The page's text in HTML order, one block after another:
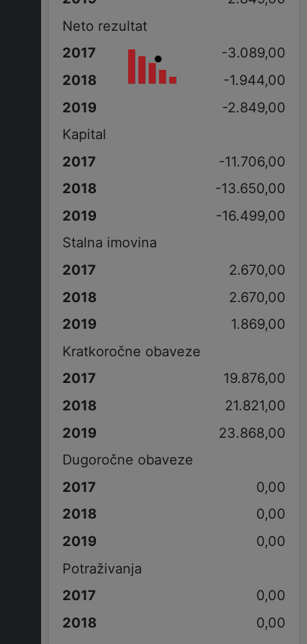
Neto rezultat
-3.089,00
-1.944,00
-2.849,00
Kapital
-11.706,00
-13.650,00
-16.499,00
Stalna imovina
2.670,00
2.670,00
1.869,00
Kratkoročne obaveze
19.876,00
21.821,00
23.868,00
Dugoročne obaveze
0,00
0,00
0,00
Potraživanja
0,00
0,00